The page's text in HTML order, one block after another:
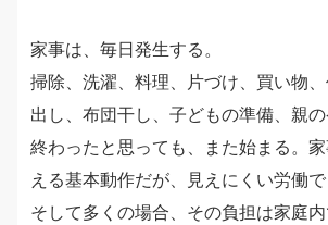
家事は、毎日発生する。
掃除、洗濯、料理、片づけ、買い物
出し、布団干し、子どもの準備、親の
終わったと思っても、また始まる。
える基本動作だが、見えにくい労働で
そして多くの場合、その負担は家庭内